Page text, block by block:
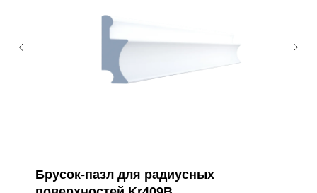
Брусок-пазл для радиусных